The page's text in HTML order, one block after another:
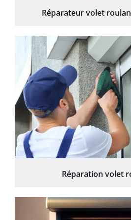
Réparateur volet
Réparation volet